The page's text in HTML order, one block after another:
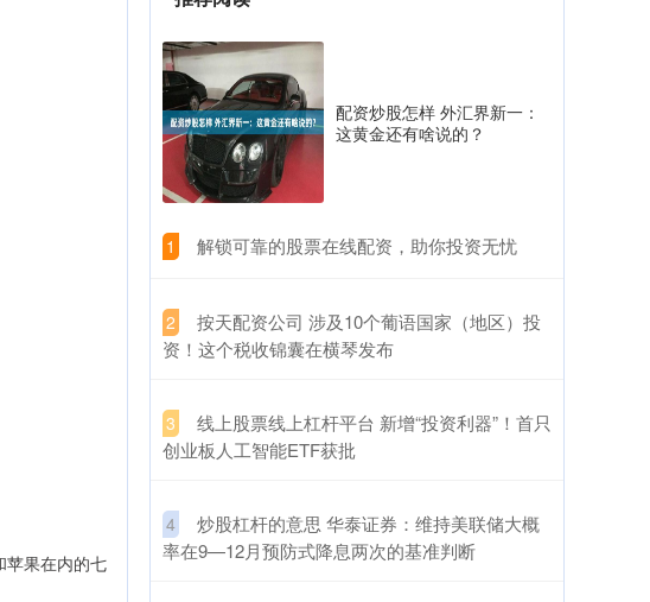
苹果在内的七
配资炒股怎样 外汇界新一：
这黄金还有啥说的？
1 ​解锁可靠的股票在线配资，助你投资无忧
2
​按天配资公司 涉及10个葡语国家（地区）投
资！这个税收锦囊在横琴发布
3
​线上股票线上杠杆平台 新增“投资利器”！首只
创业板人工智能ETF获批
4
​炒股杠杆的意思 华泰证券：维持美联储大概
率在9—12月预防式降息两次的基准判断